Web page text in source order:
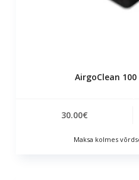
AirgoClean
30.00€
Maksa kolmes